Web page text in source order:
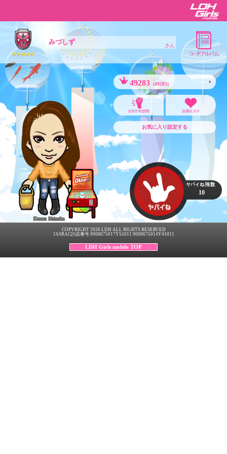
みづしず さん
Dream Shizuka
49283 (49283)
お気に入り設定する
10
COPYRIGHT 2026 LDH ALL RIGHTS RESERVED
JASRAC許諾番号 9008675017Y55011 9008675014Y41011
LDH Girls mobile TOP